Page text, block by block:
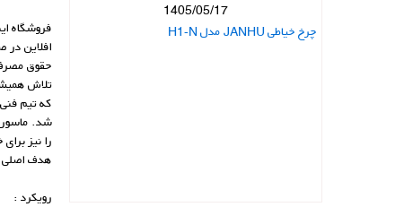
1405/05/17
چرخ خیاطی JANHU مدل H1-N
فروشگاه اینترنتی ماسوره در سال
افلاین
حقوق
تلاش
که تیم
شد.
را نیز
هدف اصلی
رويکرد :